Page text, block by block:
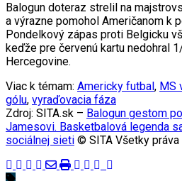
Balogun doteraz strelil na
a výrazne pomohol Američanom k
Pondelkový zápas proti Belgicku
keďže pre červenú kartu nedohral
Hercegovine.
Viac k témam: Americky futbal , MS
gólu, vyraďovacia fáza
Zdroj: SITA.sk – Balogun gestom
Jamesovi. Basketbalová legenda
sociálnej sieti © SITA Všetky práva